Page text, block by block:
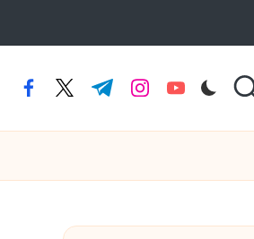
facebook.com
twitter.com
t.me instagram.com
youtube.com